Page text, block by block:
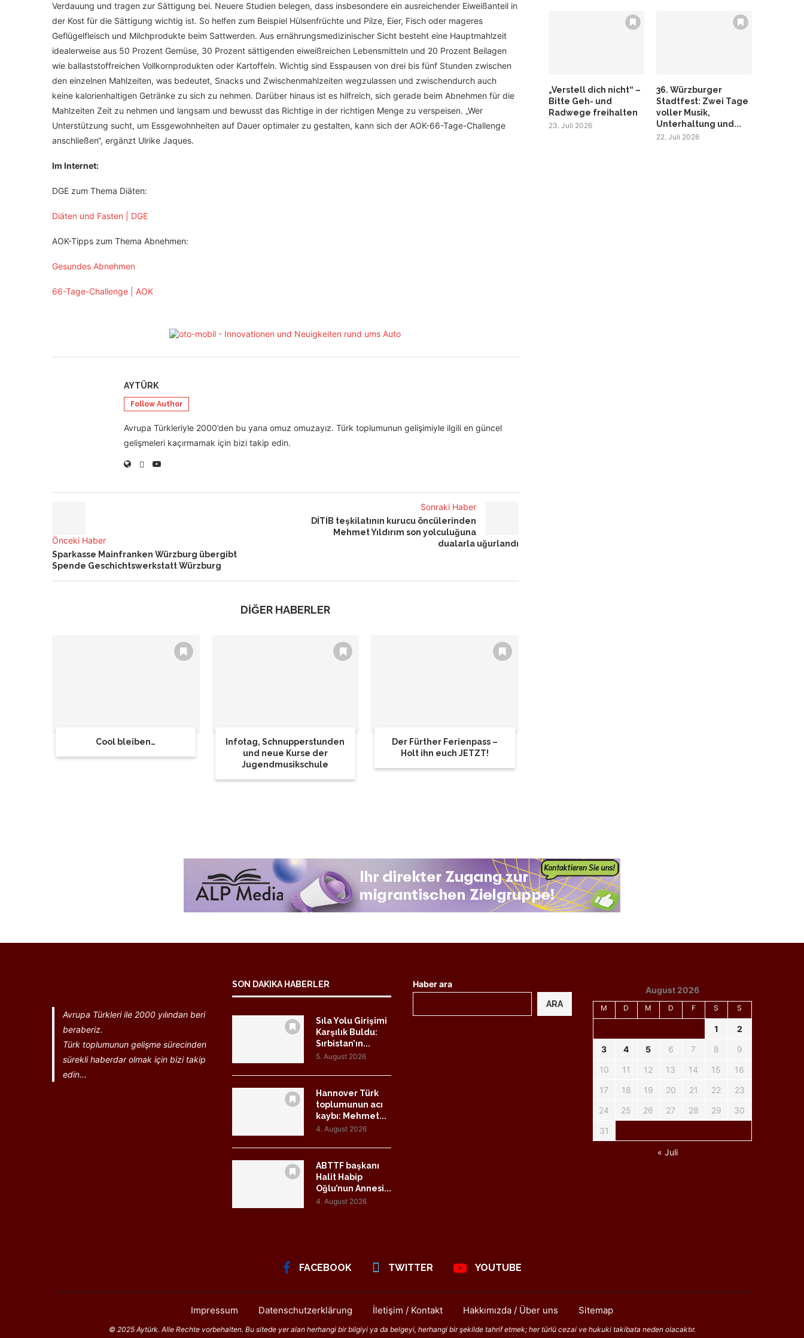
Verdauung und tragen zur Sättigung bei. Neuere Studien belegen, dass insbesondere ein ausreichender Eiweißanteil in
der Kost für die Sättigung wichtig ist. So helfen zum Beispiel Hülsenfrüchte und Pilze, Eier, Fisch oder mageres
Geflügelfleisch und Milchprodukte beim Sattwerden. Aus ernährungsmedizinischer Sicht besteht eine Hauptmahlzeit
idealerweise aus 50 Prozent Gemüse, 30 Prozent sättigenden eiweißreichen Lebensmitteln und 20 Prozent Beilagen
wie ballaststoffreichen Vollkornprodukten oder Kartoffeln. Wichtig sind Esspausen von drei bis fünf Stunden zwischen
den einzelnen Mahlzeiten, was bedeutet, Snacks und Zwischenmahlzeiten wegzulassen und zwischendurch auch
keine kalorienhaltigen Getränke zu sich zu nehmen. Darüber hinaus ist es hilfreich, sich gerade beim Abnehmen für die
Mahlzeiten Zeit zu nehmen und langsam und bewusst das Richtige in der richtigen Menge zu verspeisen. „Wer
Unterstützung sucht, um Essgewohnheiten auf Dauer optimaler zu gestalten, kann sich der AOK-66-Tage-Challenge
anschließen“, ergänzt Ulrike Jaques.
Im Internet:
DGE zum Thema Diäten:
Diäten und Fasten | DGE
AOK-Tipps zum Thema Abnehmen:
Gesundes Abnehmen
66-Tage-Challenge | AOK
AYTÜRK
Follow Author
Avrupa Türkleriyle 2000’den bu yana omuz omuzayız. Türk toplumunun gelişimiyle ilgili en güncel
gelişmeleri kaçırmamak için bizi takip edin.
Önceki Haber
Sparkasse Mainfranken Würzburg übergibt
Spende Geschichtswerkstatt Würzburg
Sonraki Haber
DİTİB teşkilatının kurucu öncülerinden
Mehmet Yıldırım son yolculuğuna
dualarla uğurlandı
DİĞER HABERLER
Cool bleiben…
Infotag, Schnupperstunden
und neue Kurse der
Jugendmusikschule
Der Fürther Ferienpass –
Holt ihn euch JETZT!
„Verstell dich nicht“ –
Bitte Geh- und
Radwege freihalten
23. Juli 2026
36. Würzburger
Stadtfest: Zwei Tage
voller Musik,
Unterhaltung und...
22. Juli 2026
Avrupa Türkleri ile 2000 yılından beri
beraberiz.
Türk toplumunun gelişme sürecinden
sürekli haberdar olmak için bizi takip
edin...
SON DAKIKA HABERLER
Sıla Yolu Girişimi
Karşılık Buldu:
Sırbistan’ın...
5. August 2026
Hannover Türk
toplumunun acı
kaybı: Mehmet...
4. August 2026
ABTTF başkanı
Halit Habip
Oğlu’nun Annesi...
4. August 2026
Haber ara
ARA
August 2026
M D M D F S S
1
2
3
4 5 6 7 8
9
10
11 12 13 14 15
16
17
18 19 20 21 22
23
24
25 26 27 28 29
30
31
« Juli
FACEBOOK TWITTER YOUTUBE
Impressum Datenschutzerklärung İletişim / Kontakt Hakkımızda / Über uns Sitemap
© 2025 Aytürk. Alle Rechte vorbehalten. Bu sitede yer alan herhangi bir bilgiyi ya da belgeyi, herhangi bir şekilde tahrif etmek; her türlü cezai ve hukuki takibata neden olacaktır.